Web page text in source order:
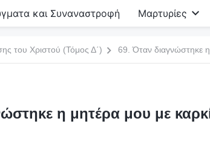
και Συναναστροφή Μαρτυρίες
του Χριστού (Τόμος Δ΄) 69. Όταν διαγνώστηκε
η μητέρα μου με